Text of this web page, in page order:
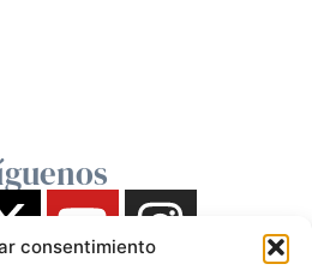
consentimiento